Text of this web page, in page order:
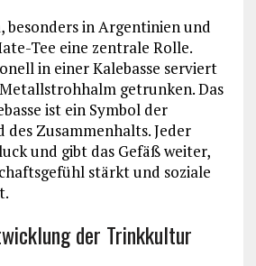
besonders in Argentinien und
Tee eine zentrale Rolle.
in einer Kalebasse serviert
getrunken. Das
ist ein Symbol der
Zusammenhalts. Jeder
und gibt das Gefäß weiter,
stärkt und soziale
der Trinkkultur